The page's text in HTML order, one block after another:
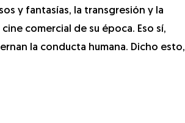
y fantasías, la transgresión y la
comercial de su época. Eso sí,
la conducta humana. Dicho esto,